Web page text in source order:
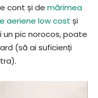
cont și de mărimea
aeriene low cost și
pic norocos, poate
(să ai suficienți